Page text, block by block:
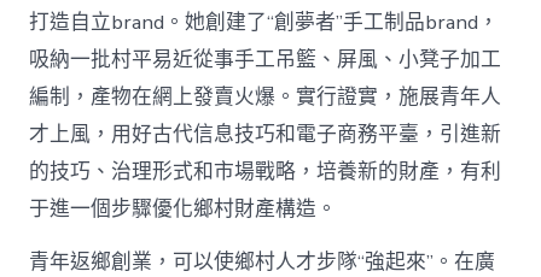
打造自立brand。她創建了“創夢者”手工制品brand，
吸納一批村平易近從事手工吊籃、屏風、小凳子加工
編制，產物在網上發賣火爆。實行證實，施展青年人
才上風，用好古代信息技巧和電子商務平臺，引進新
的技巧、治理形式和市場戰略，培養新的財產，有利
于進一個步驟優化鄉村財產構造。
青年返鄉創業，可以使鄉村人才步隊“強起來”。在廣